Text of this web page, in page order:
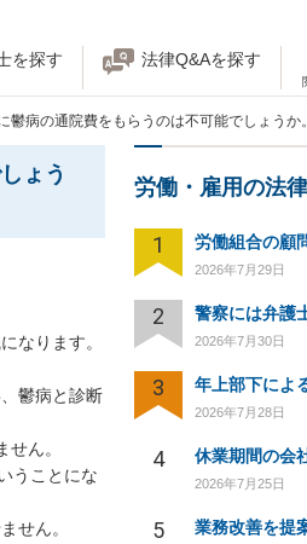
を探す 法律Q&Aを探す
病の通院費をもらうのは不可能でしょうか
ょう
なります。
鬱病と診断
ん。
うことにな
せん。
労働・雇用の法
1 労働組合の顧
2026年7月29日
2
2026年7月30日
3
2026年7月28日
4 休業期間の会
2026年7月25日
5